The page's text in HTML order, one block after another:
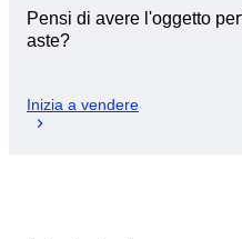
Pensi di avere l'oggetto
aste?
Inizia a vendere